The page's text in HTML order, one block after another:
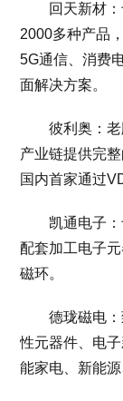
回天新材：
2000多种产品
5G通信、消费
面解决方案。
彼利奥：老
产业链提供完
国内首家通过
凯通电子：
配套加工电子
磁环。
德珑磁电：
性元器件、电
能家电、新能